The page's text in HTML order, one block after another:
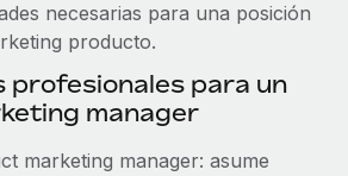
necesarias para una posición
producto.
profesionales para un
manager
marketing manager: asume